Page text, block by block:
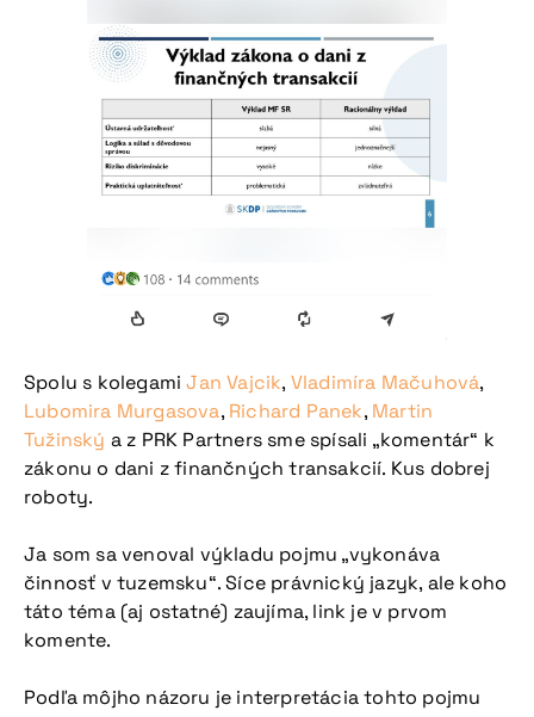
Spolu s kolegamiJan Vajcik, Vladimíra Mačuhová,
Lubomira Murgasova, Richard Panek, Martin
Tužinský a z PRK Partners sme spísali „komentár“ k
zákonu o dani z finančných transakcií. Kus dobrej
roboty.
Ja som sa venoval výkladu pojmu „vykonáva
činnosť v tuzemsku“. Síce právnický jazyk, ale koho
táto téma (aj ostatné) zaujíma, link je v prvom
komente.
Podľa môjho názoru je interpretácia tohto pojmu